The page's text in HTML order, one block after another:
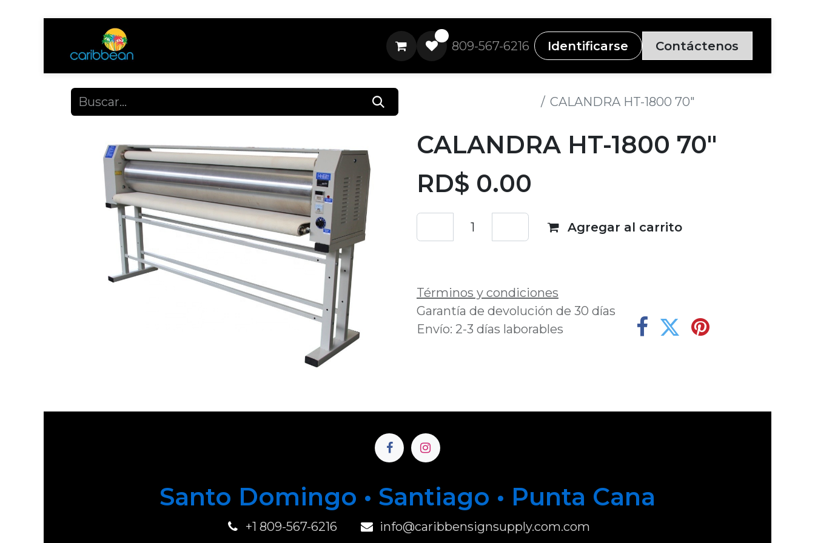
809-567-6216 Identificarse Contáctenos
CALANDRA HT-1800 70"
CALANDRA HT-1800 70"
RD$ 0.00
Agregar al carrito
Términos y condiciones
Garantía de devolución de 30 días
Envío: 2-3 días laborables
Santo Domingo • Santiago • Punta Cana
+1 809-567-6216 info@caribbensignsupply.com.com